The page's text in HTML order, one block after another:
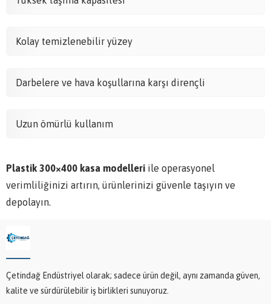
Kolay temizlenebilir yüzey
Darbelere ve hava koşullarına karşı dirençli
Uzun ömürlü kullanım
Plastik 300×400 kasa modelleri ile operasyonel
verimliliğinizi artırın, ürünlerinizi güvenle taşıyın ve
depolayın.
Çetindağ Endüstriyel olarak; sadece ürün değil, aynı zamanda güven,
kalite ve sürdürülebilir iş birlikleri sunuyoruz.